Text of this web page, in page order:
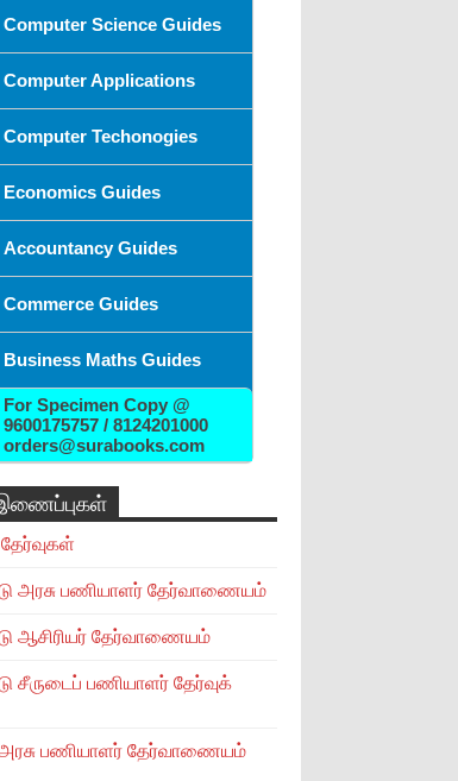
Computer Science Guides
Computer Applications
Computer Techonogies
Economics Guides
Accountancy Guides
Commerce Guides
Business Maths Guides
For Specimen Copy @
9600175757 / 8124201000
orders@surabooks.com
அரசு பணியாளர் தேர்வாணையம்
ஆசிரியர் தேர்வாணையம்
சீருடைப் பணியாளர் தேர்வுக்
பணியாளர் தேர்வாணையம்